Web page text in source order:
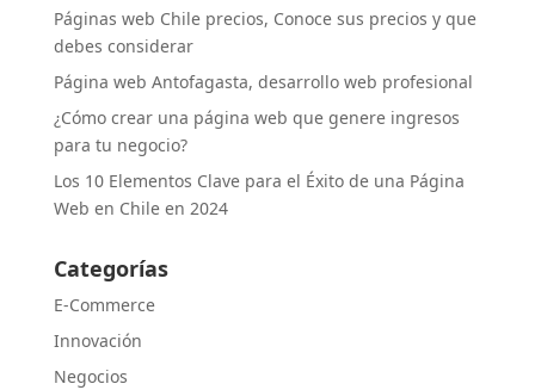
Páginas web Chile precios, Conoce sus precios y que
debes considerar
Página web Antofagasta, desarrollo web profesional
¿Cómo crear una página web que genere ingresos
para tu negocio?
Los 10 Elementos Clave para el Éxito de una Página
Web en Chile en 2024
Categorías
E-Commerce
Innovación
Negocios